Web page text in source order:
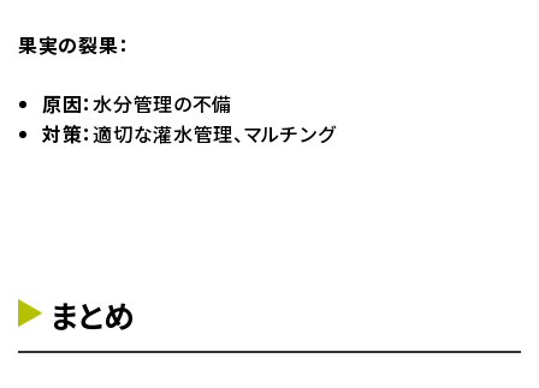
果実の裂果：
原因：水分管理の不備
対策：適切な灌水管理、マルチング
まとめ